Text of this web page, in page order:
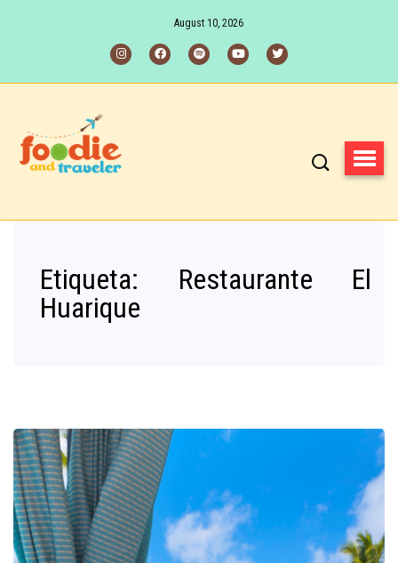
August 10, 2026
Etiqueta: Restaurante El
Huarique